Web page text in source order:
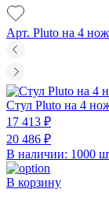
Арт. Pluto на 4
Стул Pluto на 4
17 413 ₽
20 486 ₽
В наличии: 1000
В корзину